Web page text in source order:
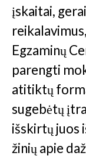
įskaitai,
Egzaminų
parengti
atitiktų
sugebėtų
išskirtų juos
žinių apie